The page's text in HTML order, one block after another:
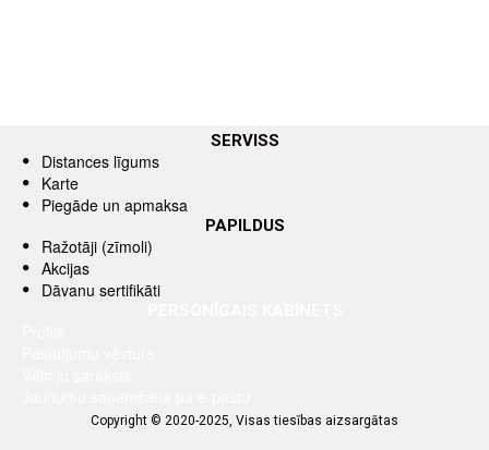
SERVISS
Distances līgums
Karte
Piegāde un apmaksa
PAPILDUS
Ražotāji (zīmoli)
Akcijas
Dāvanu sertifikāti
Copyright © 2020-2025, Visas tiesības aizsargātas